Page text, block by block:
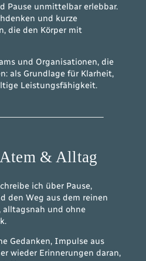
Pause unmittelbar erlebbar.
und kurze
die den Körper mit
und Organisationen, die
als Grundlage für Klarheit,
Leistungsfähigkeit.
& Alltag
ich über Pause,
den Weg aus dem reinen
und ohne
Gedanken, Impulse aus
wieder Erinnerungen daran,